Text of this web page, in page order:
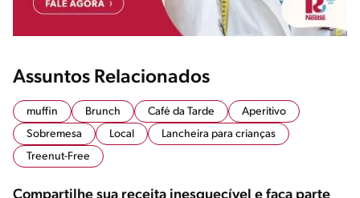
Assuntos Relacionados
muffin Brunch Café da Tarde
Aperitivo
Sobremesa
Local
Lancheira para crianças
Treenut-Free